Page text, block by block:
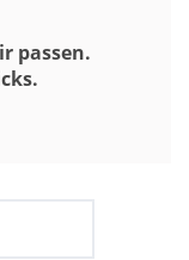
passen.